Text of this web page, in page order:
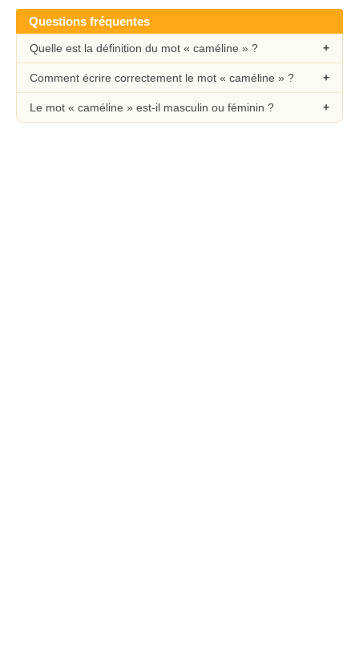
Questions fréquentes
Quelle est la définition du mot « caméline » ?
Comment écrire correctement le mot « caméline » ?
Le mot « caméline » est-il masculin ou féminin ?